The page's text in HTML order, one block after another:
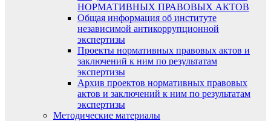
НОРМАТИВНЫХ ПРАВОВЫХ АКТОВ
Общая информация об институте
независимой антикоррупционной
экспертизы
Проекты нормативных правовых актов и
заключений к ним по результатам
экспертизы
Архив проектов нормативных правовых
актов и заключений к ним по результатам
экспертизы
Методические материалы